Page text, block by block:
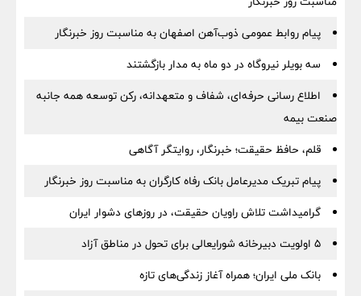
پیام روابط عمومی ذوب‌آهن اصفهان به مناسبت روز خبرنگار
سه بویلر نیروگاه در دو ماه به مدار بازگشتند
اطلاع رسانی حرفه‌ای، شفاف و متعهدانه، رکن توسعه همه جانبه
صنعت بیمه
قلم، حافظ حقیقت؛ خبرنگار، روایتگر آگاهی
پیام تبریک مدیرعامل بانک رفاه کارگران به مناسبت روز خبرنگار
گرامیداشت تلاش راویان حقیقت، در روزهای دشوار ایران
5 اولویت دبیرخانه شورایعالی برای تحول در مناطق آزاد
بانک ملی ایران؛ همراه آغاز زندگی‌های تازه